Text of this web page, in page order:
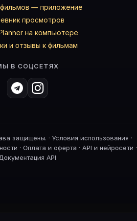
— приложение
просмотров
на компьютере
и отзывы к фильмам
В СОЦСЕТЯХ
защищены. · Условия использования ·
· Оплата и оферта · API и нейросети ·
API